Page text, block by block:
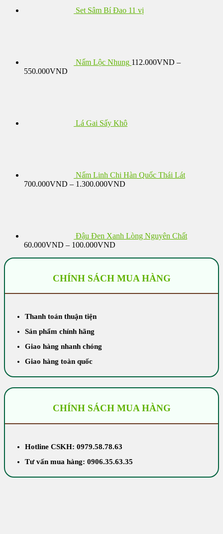
Set Sâm Bí Đao 11 vị
Nấm Lộc Nhung 112.000VND –
550.000VND
Lá Gai Sấy Khô
Nấm Linh Chi Hàn Quốc Thái Lát
700.000VND – 1.300.000VND
Đậu Đen Xanh Lòng Nguyên Chất
60.000VND – 100.000VND
60.000VND
đến
CHÍNH SÁCH MUA HÀNG
Thanh toán thuận tiện
Sản phẩm chính hãng
Giao hàng nhanh chóng
Giao hàng toàn quốc
CHÍNH SÁCH MUA HÀNG
Hotline CSKH: 0979.58.78.63
Tư vấn mua hàng: 0906.35.63.35